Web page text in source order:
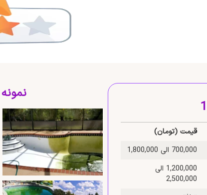
قیمت (تومان)
700,000 الی 1,800,000
1,200,000 الی
2,500,000